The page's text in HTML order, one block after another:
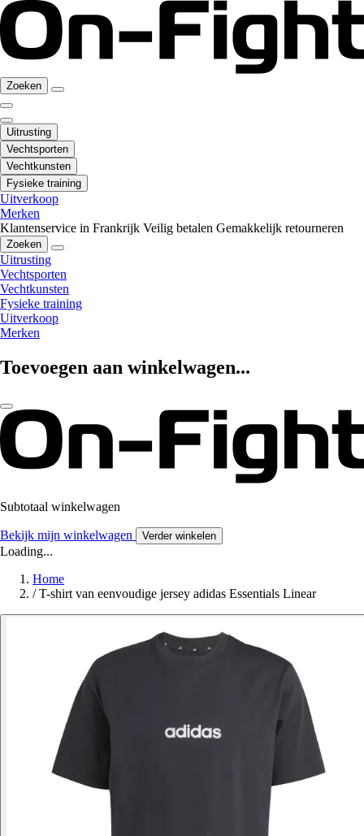
Zoeken
Uitrusting
Vechtsporten
Vechtkunsten
Fysieke training
Uitverkoop
Merken
Klantenservice in Frankrijk Veilig betalen Gemakkelijk retourneren
Zoeken
Uitrusting
Vechtsporten
Vechtkunsten
Fysieke training
Uitverkoop
Merken
Toevoegen aan winkelwagen...
Subtotaal winkelwagen
Bekijk mijn winkelwagen Verder winkelen
Loading...
Home
/ T-shirt van eenvoudige jersey adidas Essentials Linear